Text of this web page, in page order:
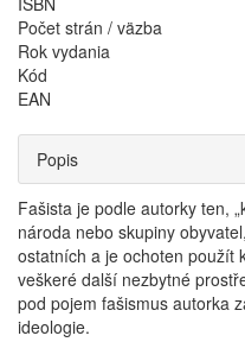
Počet strán / väzba
Rok vydania
Kód
EAN
Popis
Fašista je podle autorky ten,
národa nebo skupiny
ostatních a je ochoten použít
veškeré další nezbytné
pod pojem fašismus autorka
ideologie.